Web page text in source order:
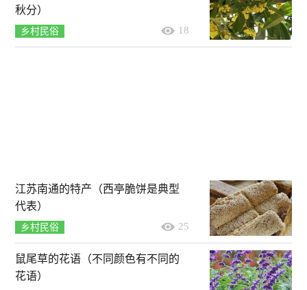
秋分）
乡村民俗 18
江苏南通的特产（西亭脆饼是典型
代表）
乡村民俗 25
鼠尾草的花语（不同颜色有不同的
花语）